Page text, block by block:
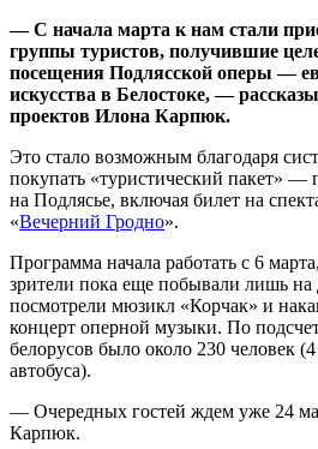
— С начала марта к нам стали
группы туристов, получившие
посещения Подлясской оперы —
искусства в Белостоке, —
проектов Илона Карпюк.
Это стало возможным благодаря
покупать «туристический пакет» —
на Подлясье, включая билет на
«Вечерний Гродно».
Программа начала работать с 6
зрители пока еще побывали лишь на
посмотрели мюзикл «Корчак» и
концерт оперной музыки. По
белорусов было около 230 человек
автобуса).
— Очередных гостей ждем уже 24
Карпюк.